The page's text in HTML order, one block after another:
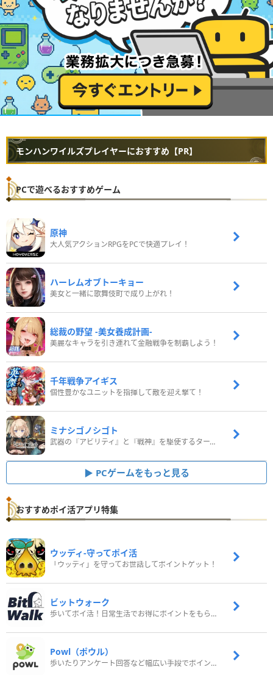
モンハンワイルズプレイヤーにおすすめ【PR】
PCで遊べるおすすめゲーム
原神
大人気アクションRPGをPCで快適プレイ！
ハーレムオブトーキョー
美女と一緒に歌舞伎町で成り上がれ！
総裁の野望 -美女養成計画-
美麗なキャラを引き連れて金融戦争を制覇しよう！
千年戦争アイギス
個性豊かなユニットを指揮して敵を迎え撃て！
ミナシゴノシゴト
武器の『アビリティ』と『戦神』を駆使するターン制コマンドバトルRPG！
PCゲームをもっと見る
おすすめポイ活アプリ特集
ウッディ‐守ってポイ活
「ウッディ」を守ってお世話してポイントゲット！
ビットウォーク
歩いてポイ活！日常生活でお得にポイントをもらおう
Powl（ポウル）
歩いたりアンケート回答など幅広い手段でポイントをゲット